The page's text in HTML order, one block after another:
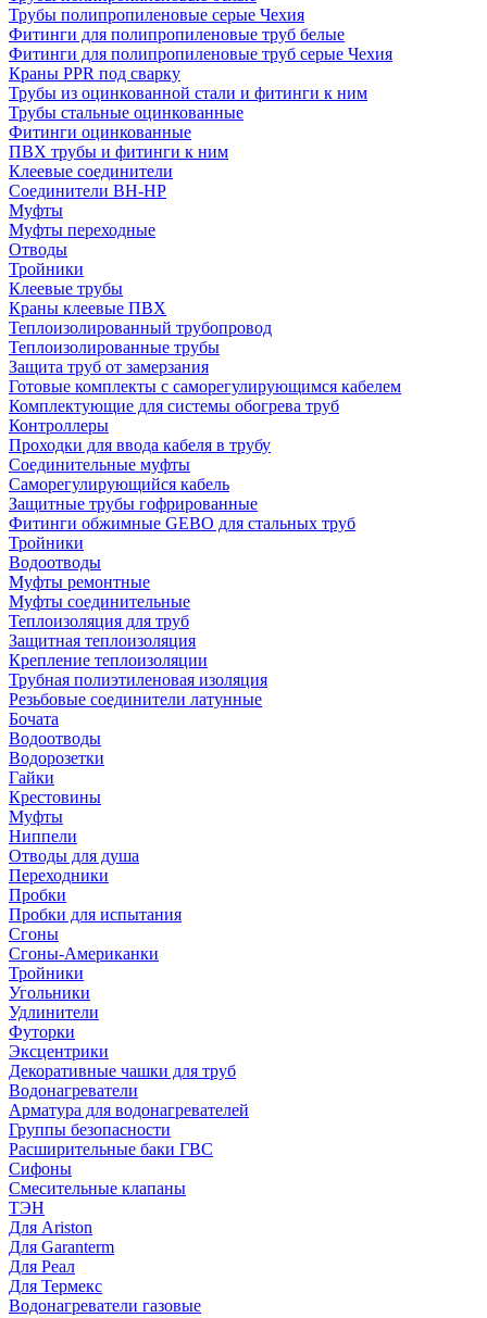
Трубы полипропиленовые серые Чехия
Фитинги для полипропиленовые труб белые
Фитинги для полипропиленовые труб серые Чехия
Краны PPR под сварку
Трубы из оцинкованной стали и фитинги к ним
Трубы стальные оцинкованные
Фитинги оцинкованные
ПВХ трубы и фитинги к ним
Клеевые соединители
Соединители ВН-НР
Муфты
Муфты переходные
Отводы
Тройники
Клеевые трубы
Краны клеевые ПВХ
Теплоизолированный трубопровод
Теплоизолированные трубы
Защита труб от замерзания
Готовые комплекты с саморегулирующимся кабелем
Комплектующие для системы обогрева труб
Контроллеры
Проходки для ввода кабеля в трубу
Соединительные муфты
Саморегулирующийся кабель
Защитные трубы гофрированные
Фитинги обжимные GEBO для стальных труб
Тройники
Водоотводы
Муфты ремонтные
Муфты соединительные
Теплоизоляция для труб
Защитная теплоизоляция
Крепление теплоизоляции
Трубная полиэтиленовая изоляция
Резьбовые соединители латунные
Бочата
Водоотводы
Водорозетки
Гайки
Крестовины
Муфты
Ниппели
Отводы для душа
Переходники
Пробки
Пробки для испытания
Сгоны
Сгоны-Американки
Тройники
Угольники
Удлинители
Футорки
Эксцентрики
Декоративные чашки для труб
Водонагреватели
Арматура для водонагревателей
Группы безопасности
Расширительные баки ГВС
Сифоны
Смесительные клапаны
ТЭН
Для Ariston
Для Garanterm
Для Реал
Для Термекс
Водонагреватели газовые